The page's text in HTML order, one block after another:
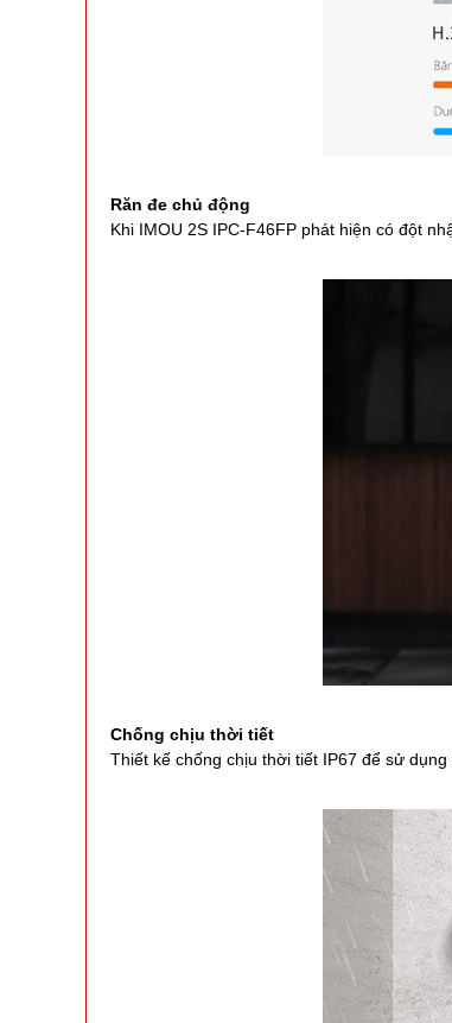
Răn đe chủ động
Khi IMOU 2S IPC-F46FP phát hiện có đột
Chống chịu thời tiết
Thiết kế chống chịu thời tiết IP67 để sử dụng